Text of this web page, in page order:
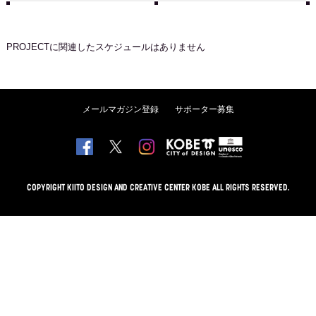
PROJECTに関連したスケジュールはありません
メールマガジン登録 サポーター募集
COPYRIGHT KIITO DESIGN AND CREATIVE CENTER KOBE ALL RIGHTS RESERVED.